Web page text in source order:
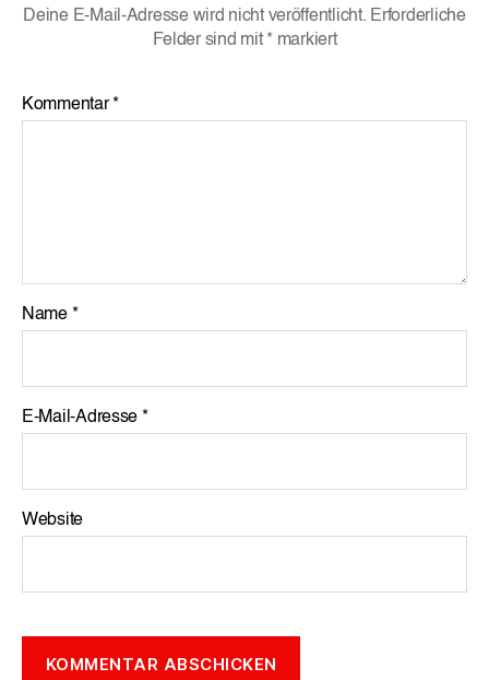
Deine E-Mail-Adresse wird nicht veröffentlicht. Erforderliche
Felder sind mit * markiert
Kommentar*
Name *
E-Mail-Adresse *
Website